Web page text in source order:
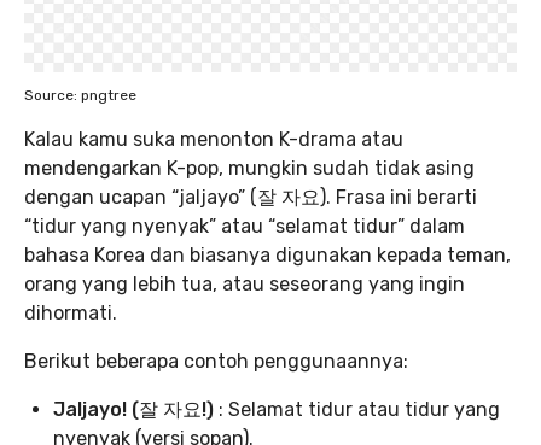
Source: pngtree
Kalau kamu suka menonton K-drama atau
mendengarkan K-pop, mungkin sudah tidak asing
dengan ucapan “jaljayo” (잘 자요). Frasa ini berarti
“tidur yang nyenyak” atau “selamat tidur” dalam
bahasa Korea dan biasanya digunakan kepada teman,
orang yang lebih tua, atau seseorang yang ingin
dihormati.
Berikut beberapa contoh penggunaannya:
Jaljayo! (잘 자요!) : Selamat tidur atau tidur yang
nyenyak (versi sopan).